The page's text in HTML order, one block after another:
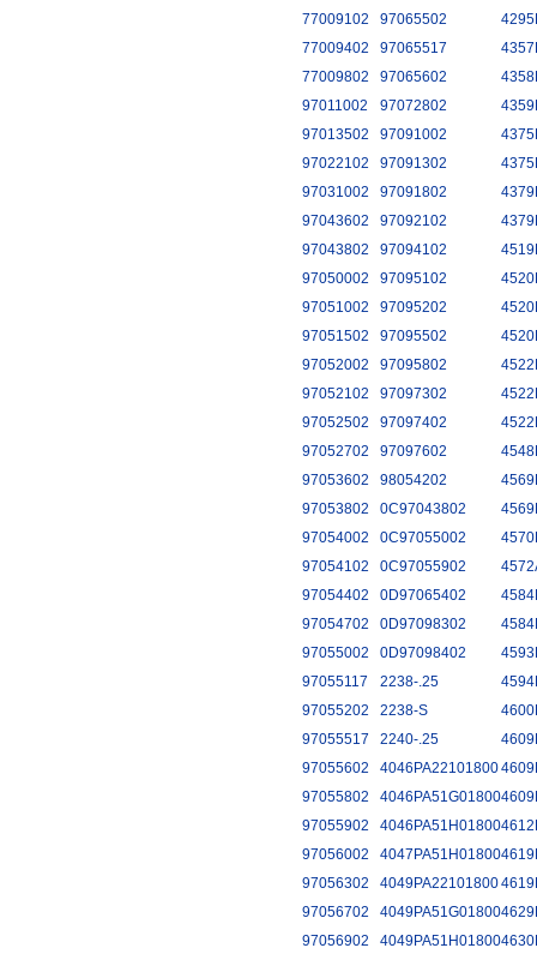
77009102
97065502
77009402
97065517
77009802
97065602
97011002
97072802
97013502
97091002
97022102
97091302
97031002
97091802
97043602
97092102
97043802
97094102
97050002
97095102
97051002
97095202
97051502
97095502
97052002
97095802
97052102
97097302
97052502
97097402
97052702
97097602
97053602
98054202
97053802
0C97043802
97054002
0C97055002
97054102
0C97055902
97054402
0D97065402
97054702
0D97098302
97055002
0D97098402
97055117
2238-.25
97055202
2238-S
97055517
2240-.25
97055602
4046PA22101800
97055802
4046PA51G01800
97055902
4046PA51H01800
97056002
4047PA51H01800
97056302
4049PA22101800
97056702
4049PA51G01800
97056902
4049PA51H01800